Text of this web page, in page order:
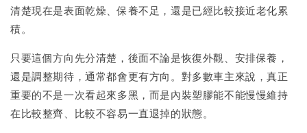
清楚現在是表面乾燥、保養不足，還是已經比較接近老化累
積。
只要這個方向先分清楚，後面不論是恢復外觀、安排保養，
還是調整期待，通常都會更有方向。對多數車主來說，真正
重要的不是一次看起來多黑，而是內裝塑膠能不能慢慢維持
在比較整齊、比較不容易一直退掉的狀態。